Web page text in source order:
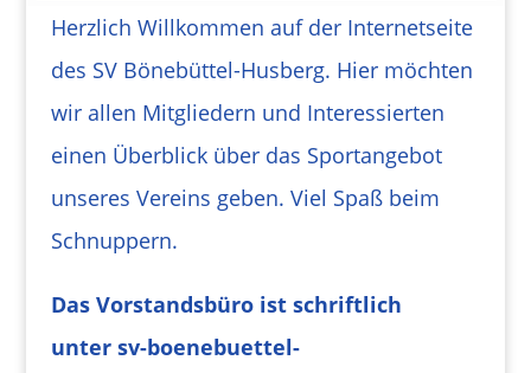
Herzlich Willkommen auf der Internetseite
des SV Bönebüttel-Husberg. Hier möchten
wir allen Mitgliedern und Interessierten
einen Überblick über das Sportangebot
unseres Vereins geben. Viel Spaß beim
Schnuppern.
Das Vorstandsbüro ist schriftlich
unter sv-boenebuettel-